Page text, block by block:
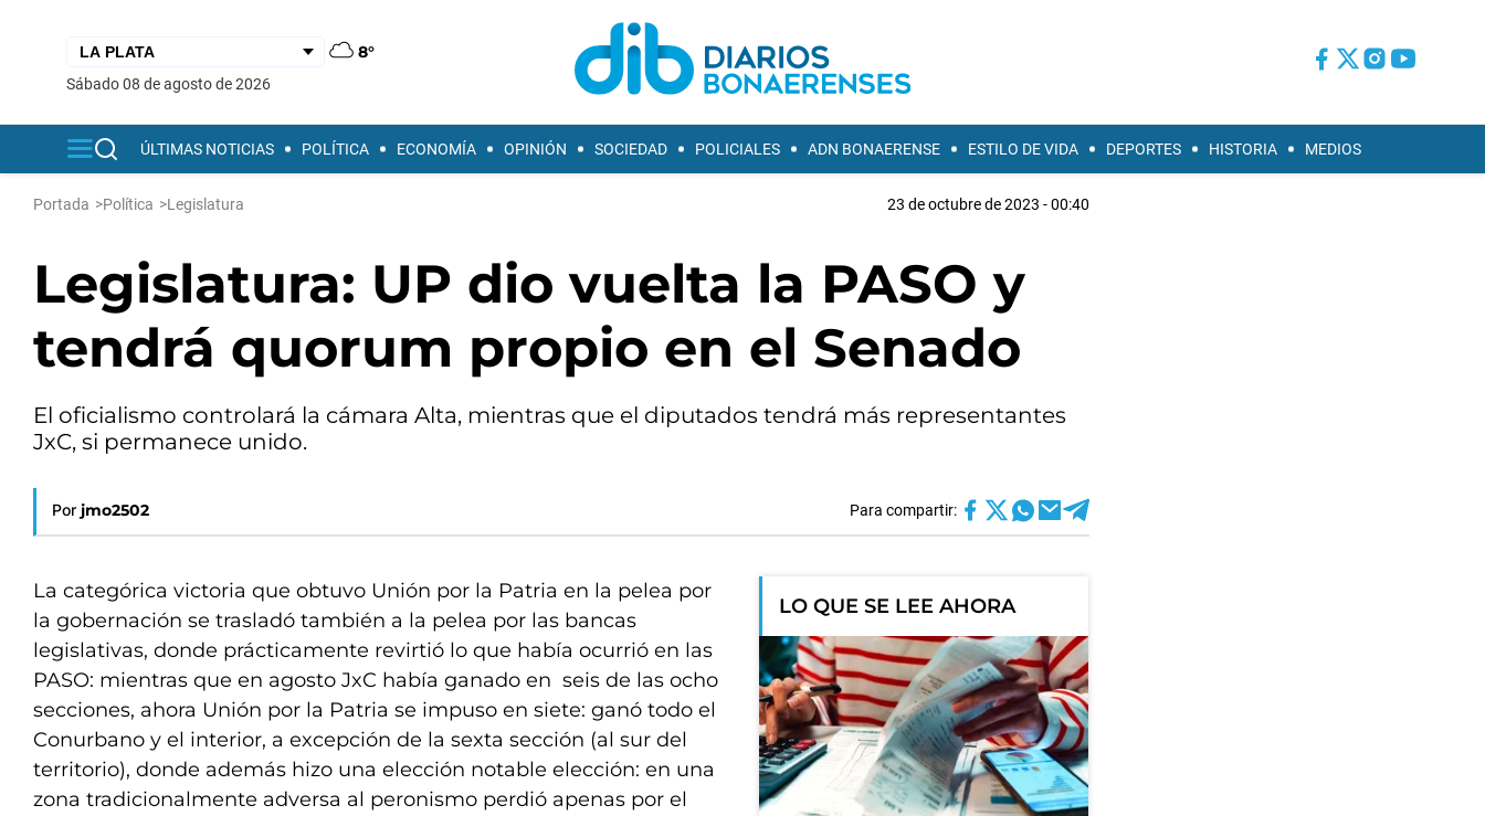
8°
sábado 08 de agosto de 2026
ÚLTIMAS NOTICIAS POLÍTICA ECONOMÍA OPINIÓN SOCIEDAD POLICIALES ADN BONAERENSE ESTILO DE VIDA DEPORTES HISTORIA MEDIOS
Portada >Política >Legislatura 23 de octubre de 2023 - 00:40
Legislatura: UP dio vuelta la PASO y
tendrá quorum propio en el Senado
El oficialismo controlará la cámara Alta, mientras que el diputados tendrá más representantes
JxC, si permanece unido.
Por jmo2502 Para compartir:
La categórica victoria que obtuvo Unión por la Patria en la pelea por
la gobernación se trasladó también a la pelea por las bancas
legislativas, donde prácticamente revirtió lo que había ocurrió en las
PASO: mientras que en agosto JxC había ganado en seis de las ocho
secciones, ahora Unión por la Patria se impuso en siete: ganó todo el
Conurbano y el interior, a excepción de la sexta sección (al sur del
territorio), donde además hizo una elección notable elección: en una
zona tradicionalmente adversa al peronismo perdió apenas por el
LO QUE SE LEE AHORA